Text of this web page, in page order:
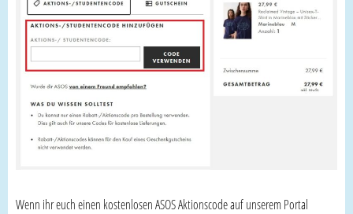
Wenn ihr euch einen kostenlosen ASOS Aktionscode auf unserem Portal